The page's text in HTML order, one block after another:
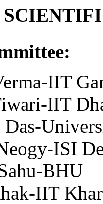
IIT
IIT
Das-
ISI
BHU
IIT